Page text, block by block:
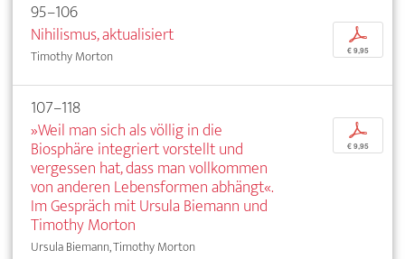
95–106
Nihilismus, aktualisiert
Timothy Morton
p
€ 9,95
107–118
»Weil man sich als völlig in die
Biosphäre integriert vorstellt und
vergessen hat, dass man vollkommen
von anderen Lebensformen abhängt«.
Im Gespräch mit Ursula Biemann und
Timothy Morton
Ursula Biemann, Timothy Morton
p
€ 9,95